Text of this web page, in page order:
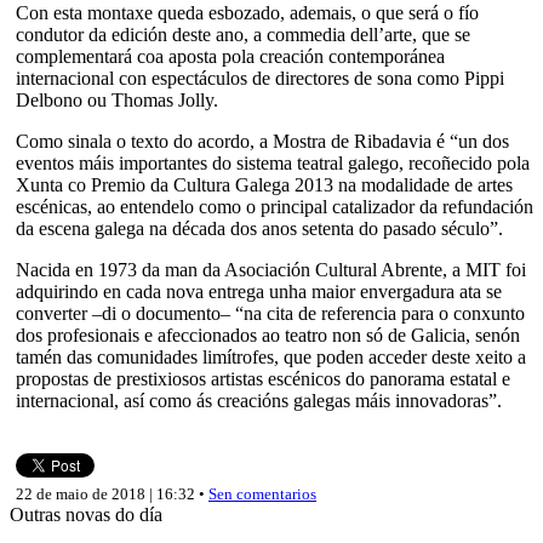
Con esta montaxe queda esbozado, ademais, o que será o fío
condutor da edición deste ano, a commedia dell’arte, que se
complementará coa aposta pola creación contemporánea
internacional con espectáculos de directores de sona como Pippi
Delbono ou Thomas Jolly.
Como sinala o texto do acordo, a Mostra de Ribadavia é “un dos
eventos máis importantes do sistema teatral galego, recoñecido pola
Xunta co Premio da Cultura Galega 2013 na modalidade de artes
escénicas, ao entendelo como o principal catalizador da refundación
da escena galega na década dos anos setenta do pasado século”.
Nacida en 1973 da man da Asociación Cultural Abrente, a MIT foi
adquirindo en cada nova entrega unha maior envergadura ata se
converter –di o documento– “na cita de referencia para o conxunto
dos profesionais e afeccionados ao teatro non só de Galicia, senón
tamén das comunidades limítrofes, que poden acceder deste xeito a
propostas de prestixiosos artistas escénicos do panorama estatal e
internacional, así como ás creacións galegas máis innovadoras”.
22 de maio de 2018 | 16:32 • Sen comentarios
Outras novas do día